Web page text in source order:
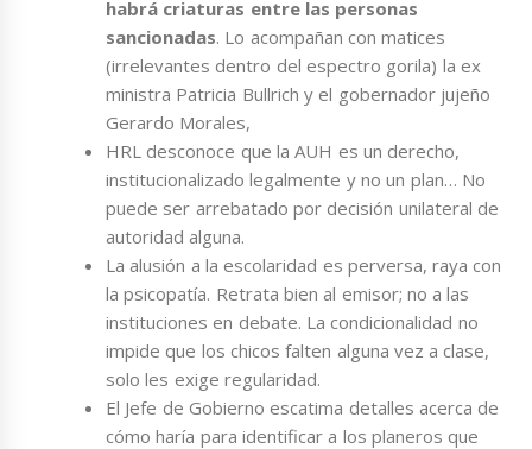
habrá criaturas entre las personas
sancionadas. Lo acompañan con matices
(irrelevantes dentro del espectro gorila) la ex
ministra Patricia Bullrich y el gobernador jujeño
Gerardo Morales,
HRL desconoce que la AUH es un derecho,
institucionalizado legalmente y no un plan… No
puede ser arrebatado por decisión unilateral de
autoridad alguna.
La alusión a la escolaridad es perversa, raya con
la psicopatía. Retrata bien al emisor; no a las
instituciones en debate. La condicionalidad no
impide que los chicos falten alguna vez a clase,
solo les exige regularidad.
El Jefe de Gobierno escatima detalles acerca de
cómo haría para identificar a los planeros que